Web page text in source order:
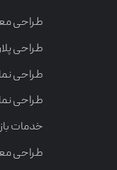
طراحی
طراحی
طراحی
طراحی
خدمات
طراحی